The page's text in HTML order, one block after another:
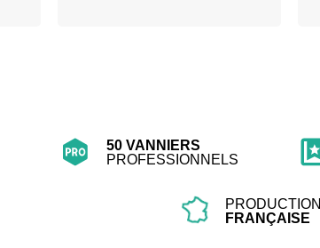
50 VANNIERS
PROFESSIONNELS
PRODUCTION
FRANÇAISE